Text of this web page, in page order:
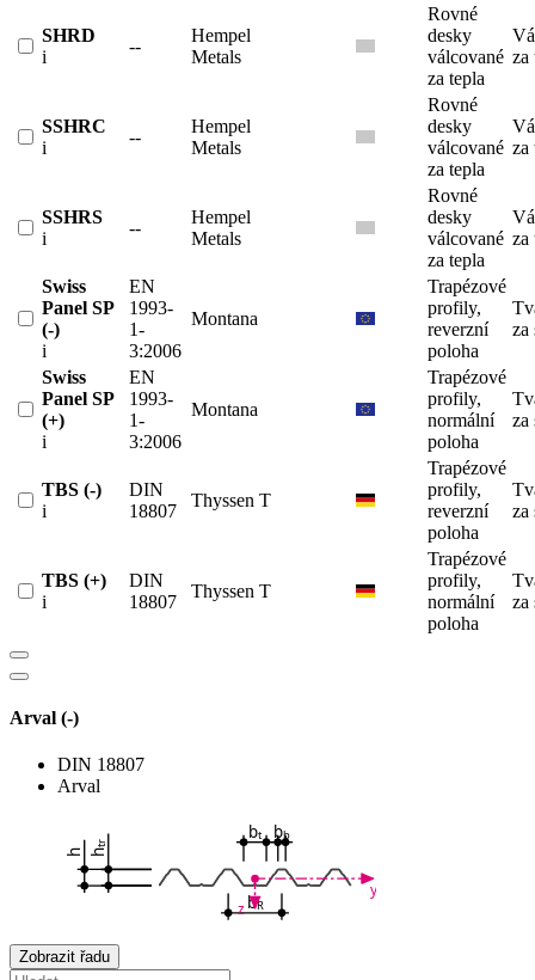
SHRD
i
--
Hempel
Metals
Rovné
desky
válcované
za tepla
za
SSHRC
i
--
Hempel
Metals
Rovné
desky
válcované
za tepla
za
SSHRS
i
--
Hempel
Metals
Rovné
desky
válcované
za tepla
za
Swiss
Panel SP
(-)
i
EN
1993-
1-
3:2006
Montana
Trapézové
profily,
reverzní
poloha
za
Swiss
Panel SP
(+)
i
EN
1993-
1-
3:2006
Montana
Trapézové
profily,
normální
poloha
za
TBS (-)
i
DIN
18807
Thyssen T
Trapézové
profily,
reverzní
poloha
za
TBS (+)
i
DIN
18807
Thyssen T
Trapézové
profily,
normální
poloha
za
Arval (-)
DIN 18807
Arval
bt
bR
bb
h h
tr
y
z
Zobrazit řadu